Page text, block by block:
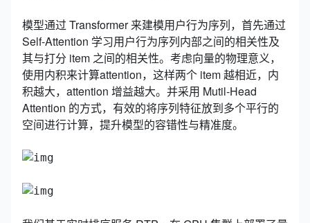
模型通过 Transformer 来建模用户行为序列，首先通过
Self-Attention 学习用户行为序列内部之间的相关性及
其与打分 item 之间的相关性。考虑向量的物理意义，
使用内积来计算attention，这样两个 item 越相近，内
积越大，attention 增益越大。并采用 Mutil-Head
Attention 的方式，有效的将序列特征放到多个平行的
空间进行计算，提升模型的容错性与精准度。